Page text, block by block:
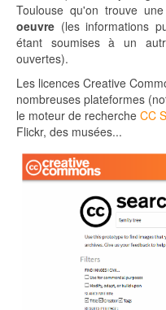
Toulouse qu'on trouve une
oeuvre (les informations
étant soumises à un
ouvertes).
Les licences Creative
nombreuses plateformes
le moteur de recherche CC
Flickr, des musées...